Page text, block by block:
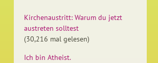
Kirchenaustritt: Warum du jetzt
austreten solltest
(30,216 mal gelesen)
Ich bin Atheist.